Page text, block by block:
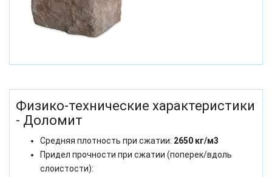
Физико-технические характеристики
- Доломит
Средняя плотность при сжатии: 2650 кг/м3
Придел прочности при сжатии (поперек/вдоль
слоистости):